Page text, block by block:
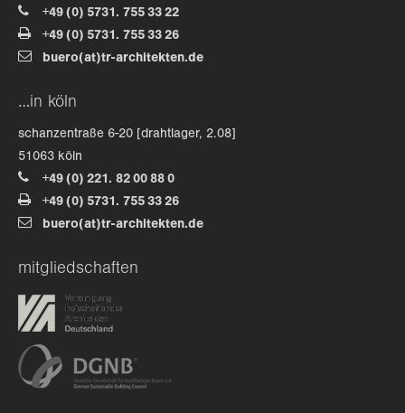
info@yourdomain.com
about us
lorem ipsum dolor sit amet, consectetuer
aenean commodo ligula eget dolor. aenean massa. cum
sociis natoque penatibus et magnis dis parturient
montes, nascetur ridiculus mus. donec quam felis,
ultricies nec.
+49 (0) 5731. 755 33 22
+49 (0) 5731. 755 33 26
buero(at)tr-architekten.de
…in köln
schanzentraße 6-20 [drahtlager, 2.08]
51063 köln
+49 (0) 221. 82 00 88 0
+49 (0) 5731. 755 33 26
buero(at)tr-architekten.de
mitgliedschaften